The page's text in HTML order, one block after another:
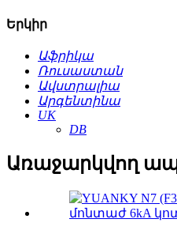
Երկիր
Աֆրիկա
Ռուսաստան
Ավստրալիա
Արգենտինա
UK
DB
Առաջարկվող